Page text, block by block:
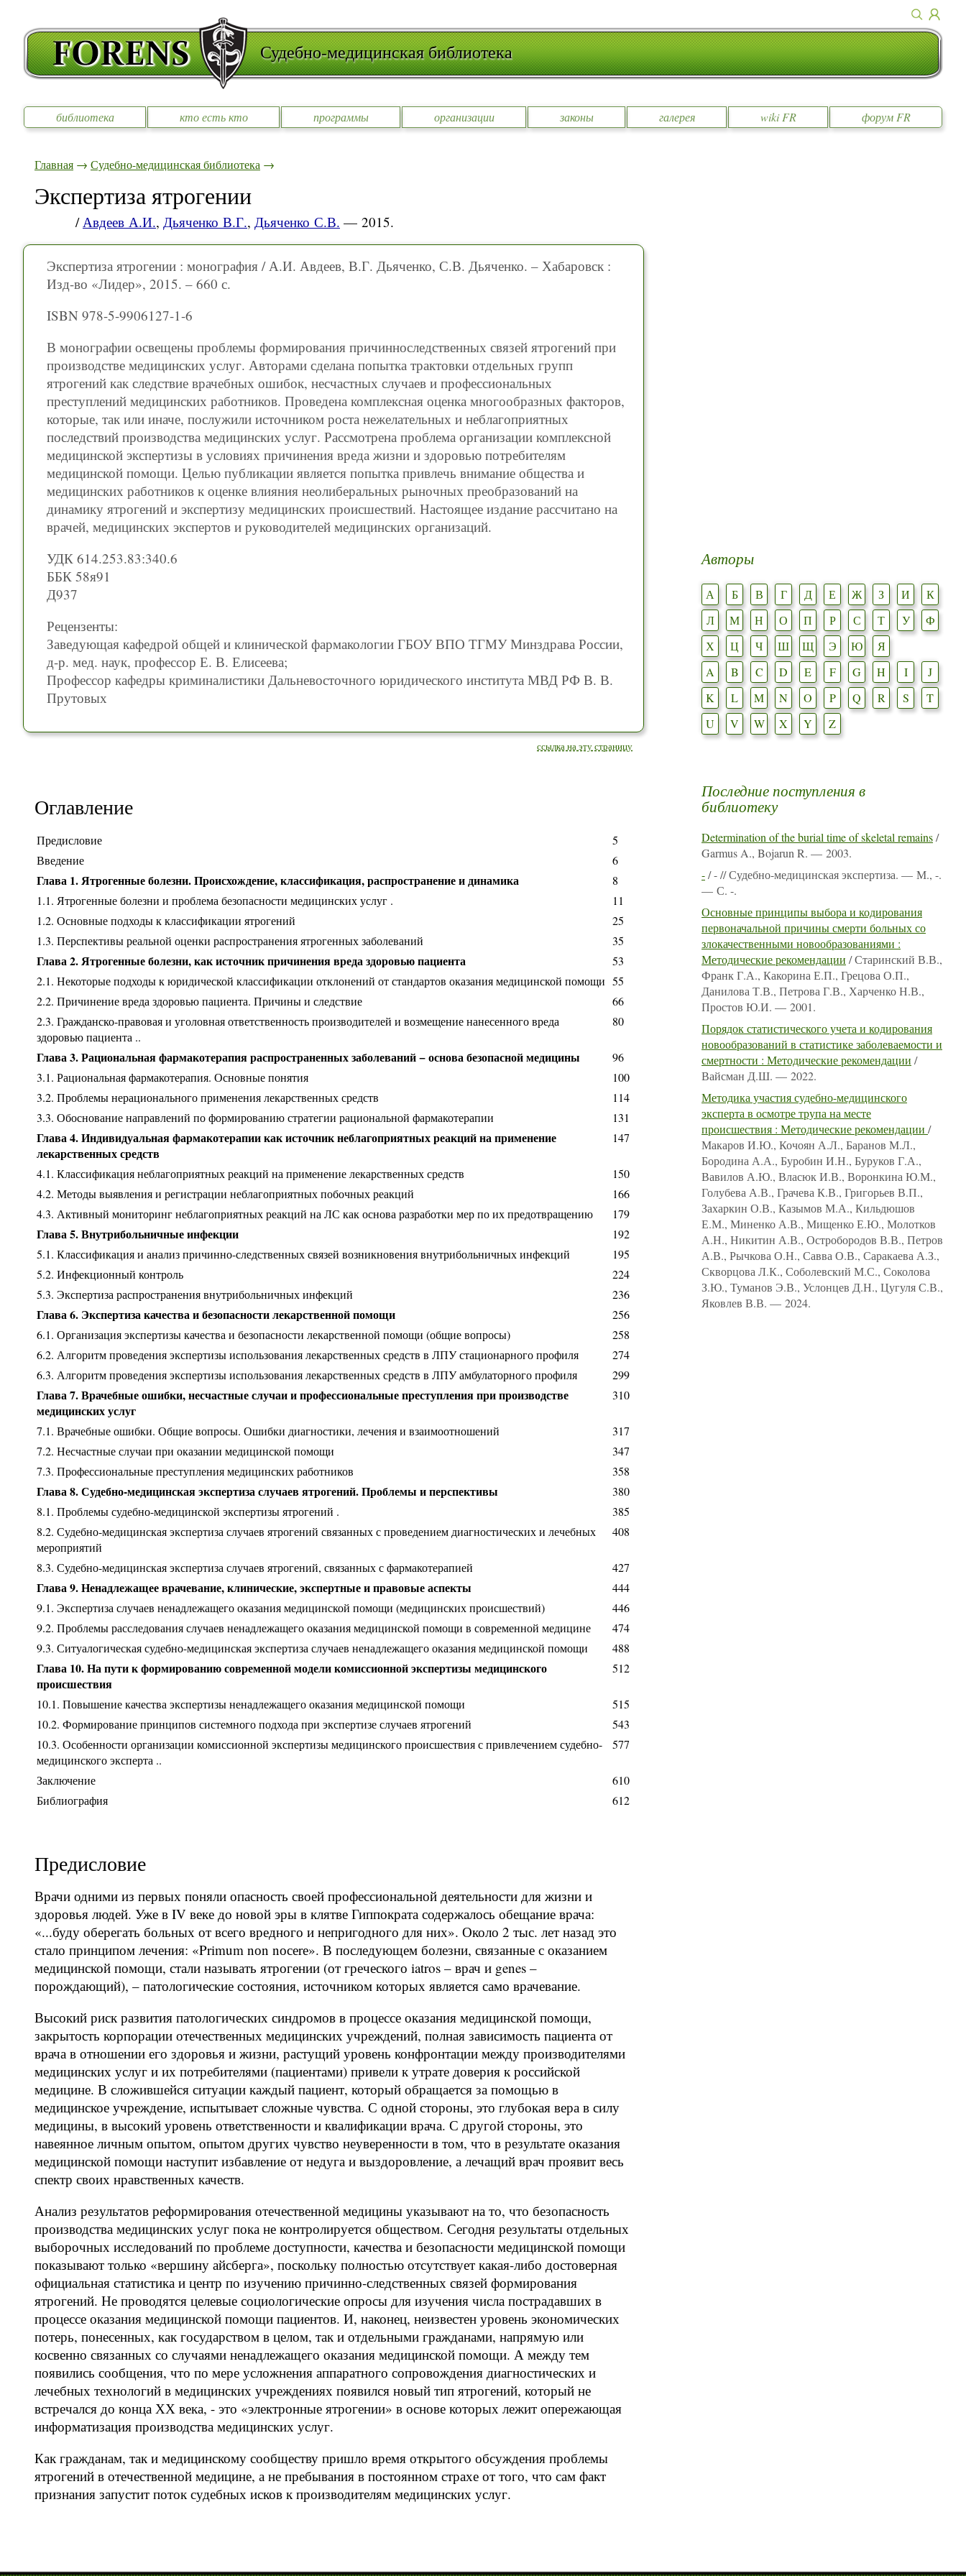
Судебно-медицинская библиотека
библиотека кто есть кто программы организации законы галерея wiki FR форум FR
Главная → Судебно-медицинская библиотека →
Экспертиза ятрогении
/Авдеев А.И., Дьяченко В.Г., Дьяченко С.В. — 2015.
Экспертиза ятрогении : монография / А.И. Авдеев, В.Г. Дьяченко, С.В. Дьяченко. – Хабаровск :
Изд-во «Лидер», 2015. – 660 с.
ISBN 978-5-9906127-1-6
В монографии освещены проблемы формирования причинноследственных связей ятрогений при
производстве медицинских услуг. Авторами сделана попытка трактовки отдельных групп
ятрогений как следствие врачебных ошибок, несчастных случаев и профессиональных
преступлений медицинских работников. Проведена комплексная оценка многообразных факторов,
которые, так или иначе, послужили источником роста нежелательных и неблагоприятных
последствий производства медицинских услуг. Рассмотрена проблема организации комплексной
медицинской экспертизы в условиях причинения вреда жизни и здоровью потребителям
медицинской помощи. Целью публикации является попытка привлечь внимание общества и
медицинских работников к оценке влияния неолиберальных рыночных преобразований на
динамику ятрогений и экспертизу медицинских происшествий. Настоящее издание рассчитано на
врачей, медицинских экспертов и руководителей медицинских организаций.
УДК 614.253.83:340.6
ББК 58я91
Д937
Рецензенты:
Заведующая кафедрой общей и клинической фармакологии ГБОУ ВПО ТГМУ Минздрава России,
д-р. мед. наук, профессор Е. В. Елисеева;
Профессор кафедры криминалистики Дальневосточного юридического института МВД РФ В. В.
Прутовых
ссылка на эту страницу
Оглавление
Предисловие
5
Введение
6
Глава 1. Ятрогенные болезни. Происхождение, классификация, распространение и динамика
8
1.1. Ятрогенные болезни и проблема безопасности медицинских услуг .
11
1.2. Основные подходы к классификации ятрогений
25
1.3. Перспективы реальной оценки распространения ятрогенных заболеваний
35
Глава 2. Ятрогенные болезни, как источник причинения вреда здоровью пациента
53
2.1. Некоторые подходы к юридической классификации отклонений от стандартов оказания медицинской помощи 55
2.2. Причинение вреда здоровью пациента. Причины и следствие
66
2.3. Гражданско-правовая и уголовная ответственность производителей и возмещение нанесенного вреда
здоровью пациента ..
80
Глава 3. Рациональная фармакотерапия распространенных заболеваний − основа безопасной медицины
96
3.1. Рациональная фармакотерапия. Основные понятия
100
3.2. Проблемы нерационального применения лекарственных средств
114
3.3. Обоснование направлений по формированию стратегии рациональной фармакотерапии
131
Глава 4. Индивидуальная фармакотерапии как источник неблагоприятных реакций на применение
лекарственных средств
147
4.1. Классификация неблагоприятных реакций на применение лекарственных средств
150
4.2. Методы выявления и регистрации неблагоприятных побочных реакций
166
4.3. Активный мониторинг неблагоприятных реакций на ЛС как основа разработки мер по их предотвращению
179
Глава 5. Внутрибольничные инфекции
192
5.1. Классификация и анализ причинно-следственных связей возникновения внутрибольничных инфекций
195
5.2. Инфекционный контроль
224
5.3. Экспертиза распространения внутрибольничных инфекций
236
Глава 6. Экспертиза качества и безопасности лекарственной помощи
256
6.1. Организация экспертизы качества и безопасности лекарственной помощи (общие вопросы)
258
6.2. Алгоритм проведения экспертизы использования лекарственных средств в ЛПУ стационарного профиля
274
6.3. Алгоритм проведения экспертизы использования лекарственных средств в ЛПУ амбулаторного профиля
299
Глава 7. Врачебные ошибки, несчастные случаи и профессиональные преступления при производстве
медицинских услуг
310
7.1. Врачебные ошибки. Общие вопросы. Ошибки диагностики, лечения и взаимоотношений
317
7.2. Несчастные случаи при оказании медицинской помощи
347
7.3. Профессиональные преступления медицинских работников
358
Глава 8. Судебно-медицинская экспертиза случаев ятрогений. Проблемы и перспективы
380
8.1. Проблемы судебно-медицинской экспертизы ятрогений .
385
8.2. Судебно-медицинская экспертиза случаев ятрогений связанных с проведением диагностических и лечебных
мероприятий
408
8.3. Судебно-медицинская экспертиза случаев ятрогений, связанных с фармакотерапией 427
Глава 9. Ненадлежащее врачевание, клинические, экспертные и правовые аспекты
444
9.1. Экспертиза случаев ненадлежащего оказания медицинской помощи (медицинских происшествий)
446
9.2. Проблемы расследования случаев ненадлежащего оказания медицинской помощи в современной медицине
474
9.3. Ситуалогическая судебно-медицинская экспертиза случаев ненадлежащего оказания медицинской помощи
488
Глава 10. На пути к формированию современной модели комиссионной экспертизы медицинского
происшествия
512
10.1. Повышение качества экспертизы ненадлежащего оказания медицинской помощи
515
10.2. Формирование принципов системного подхода при экспертизе случаев ятрогений
543
10.3. Особенности организации комиссионной экспертизы медицинского происшествия с привлечением судебно-
медицинского эксперта ..
577
Заключение
610
Библиография
612
Предисловие
Врачи одними из первых поняли опасность своей профессиональной деятельности для жизни и
здоровья людей. Уже в IV веке до новой эры в клятве Гиппократа содержалось обещание врача:
«...буду оберегать больных от всего вредного и непригодного для них». Около 2 тыс. лет назад это
стало принципом лечения: «Primum nоn nосеrе». В последующем болезни, связанные с оказанием
медицинской помощи, стали называть ятрогении (от греческого iatros – врач и genes –
порождающий), – патологические состояния, источником которых является само врачевание.
Высокий риск развития патологических синдромов в процессе оказания медицинской помощи,
закрытость корпорации отечественных медицинских учреждений, полная зависимость пациента от
врача в отношении его здоровья и жизни, растущий уровень конфронтации между производителями
медицинских услуг и их потребителями (пациентами) привели к утрате доверия к российской
медицине. В сложившейся ситуации каждый пациент, который обращается за помощью в
медицинское учреждение, испытывает сложные чувства. С одной стороны, это глубокая вера в силу
медицины, в высокий уровень ответственности и квалификации врача. С другой стороны, это
навеянное личным опытом, опытом других чувство неуверенности в том, что в результате оказания
медицинской помощи наступит избавление от недуга и выздоровление, а лечащий врач проявит весь
спектр своих нравственных качеств.
Анализ результатов реформирования отечественной медицины указывают на то, что безопасность
производства медицинских услуг пока не контролируется обществом. Сегодня результаты отдельных
выборочных исследований по проблеме доступности, качества и безопасности медицинской помощи
показывают только «вершину айсберга», поскольку полностью отсутствует какая-либо достоверная
официальная статистика и центр по изучению причинно-следственных связей формирования
ятрогений. Не проводятся целевые социологические опросы для изучения числа пострадавших в
процессе оказания медицинской помощи пациентов. И, наконец, неизвестен уровень экономических
потерь, понесенных, как государством в целом, так и отдельными гражданами, напрямую или
косвенно связанных со случаями ненадлежащего оказания медицинской помощи. А между тем
появились сообщения, что по мере усложнения аппаратного сопровождения диагностических и
лечебных технологий в медицинских учреждениях появился новый тип ятрогений, который не
встречался до конца ХХ века, - это «электронные ятрогении» в основе которых лежит опережающая
информатизация производства медицинских услуг.
Как гражданам, так и медицинскому сообществу пришло время открытого обсуждения проблемы
ятрогений в отечественной медицине, а не пребывания в постоянном страхе от того, что сам факт
признания запустит поток судебных исков к производителям медицинских услуг.
Авторы
А Б В Г Д Е Ж З И
К
Л
М Н О П Р С Т У
Ф
Х
Ц Ч Ш Щ Э Ю
Я
A
B C D E F G H I
J
K
L M N O P Q R S
T
U
V W X Y Z
Последние поступления в
библиотеку
Determination of the burial time of skeletal remains/
Garmus A., Bojarun R. — 2003.
-/ - // Судебно-медицинская экспертиза. — М., -.
— С. -.
Основные принципы выбора и кодирования
первоначальной причины смерти больных со
злокачественными новообразованиями :
Методические рекомендации / Старинский В.В.,
Франк Г.А., Какорина Е.П., Грецова О.П.,
Данилова Т.В., Петрова Г.В., Харченко Н.В.,
Простов Ю.И. — 2001.
Порядок статистического учета и кодирования
новообразований в статистике заболеваемости и
смертности : Методические рекомендации /
Вайсман Д.Ш. — 2022.
Методика участия судебно-медицинского
эксперта в осмотре трупа на месте
происшествия : Методические рекомендации /
Макаров И.Ю., Кочоян А.Л., Баранов М.Л.,
Бородина А.А., Буробин И.Н., Буруков Г.А.,
Вавилов А.Ю., Власюк И.В., Воронкина Ю.М.,
Голубева А.В., Грачева К.В., Григорьев В.П.,
Захаркин О.В., Казымов М.А., Кильдюшов
Е.М., Миненко А.В., Мищенко Е.Ю., Молотков
А.Н., Никитин А.В., Остробородов В.В., Петров
А.В., Рычкова О.Н., Савва О.В., Саракаева А.З.,
Скворцова Л.К., Соболевский М.С., Соколова
З.Ю., Туманов Э.В., Услонцев Д.Н., Цугуля С.В.,
Яковлев В.В. — 2024.